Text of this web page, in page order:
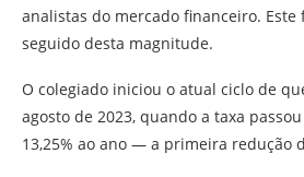
analistas do mercado financeiro. Este
seguido desta magnitude.
O colegiado iniciou o atual ciclo de
agosto de 2023, quando a taxa
13,25% ao ano — a primeira redução